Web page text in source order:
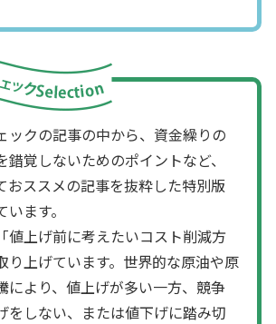
ックの記事の中から、資金繰りの
錯覚しないためのポイントなど、
おススメの記事を抜粋した特別版
ます。
値上げ前に考えたいコスト削減方
り上げています。世界的な原油や原
により、値上げが多い一方、競争
をしない、または値下げに踏み切